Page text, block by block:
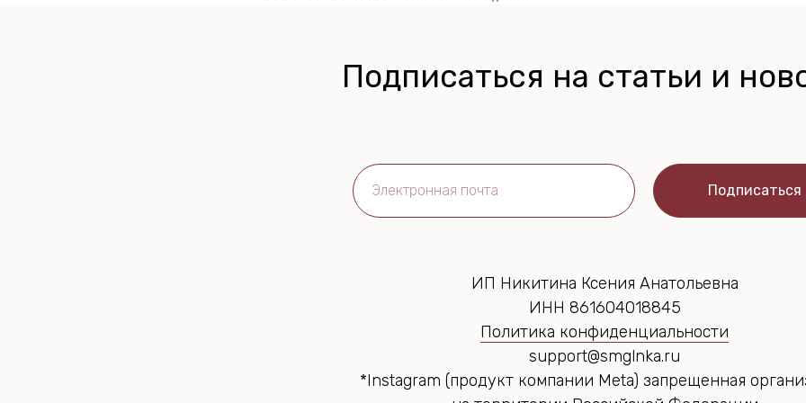
Подписаться на статьи и
Подписаться
ИП Никитина Ксения Анатольевна
ИНН 861604018845
Политика конфиденциальности
support@smglnka.ru
*Instagram (продукт компании Meta) запрещенная